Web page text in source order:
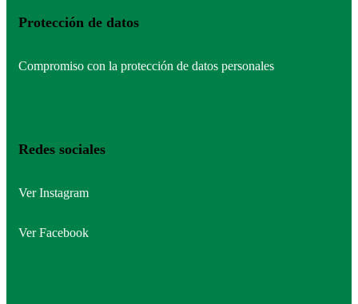
Protección de datos
Compromiso con la protección de datos personales
Redes sociales
Ver Instagram
Ver Facebook